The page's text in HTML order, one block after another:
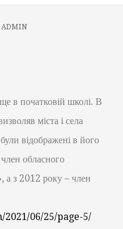
ADMIN
в початковій школі. В
міста і села
відображені в його
обласного
а з 2012 року – член
06/25/page-5/